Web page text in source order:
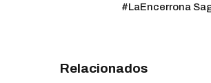
#LaEncerrona
Relacionados